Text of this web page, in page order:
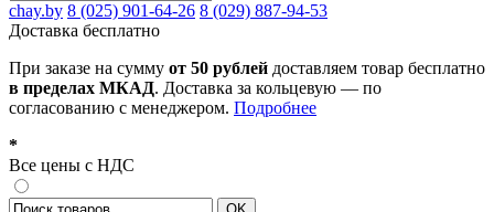
chay.by 8 (025) 901-64-26 8 (029) 887-94-53
Доставка бесплатно
При заказе на сумму от 50 рублей доставляем товар бесплатно
в пределах МКАД. Доставка за кольцевую — по
согласованию с менеджером. Подробнее
*
Все цены с НДС